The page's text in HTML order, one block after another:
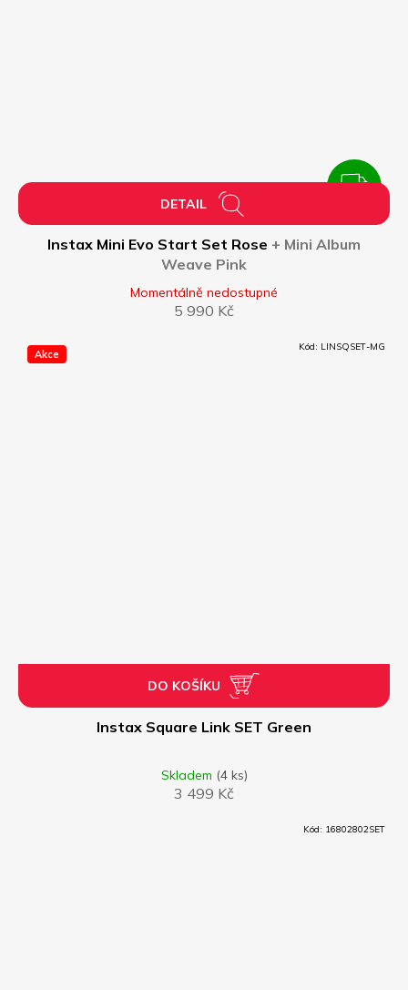
Z
D
Instax Mini Evo Start Set Rose + Mini Album
Weave Pink
Momentálně nedostupné
5 990 Kč
DETAIL
Akce
Instax Square Link SET Green
Skladem (4 ks)
3 499 Kč
DO KOŠÍKU
Kód: LINSQSET-MG
Kód: 16802802SET